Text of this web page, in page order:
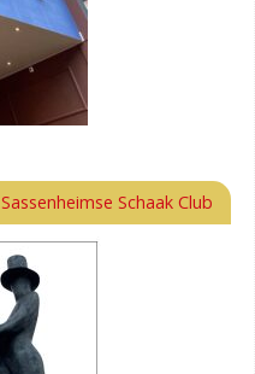
Sassenheimse Schaak Club